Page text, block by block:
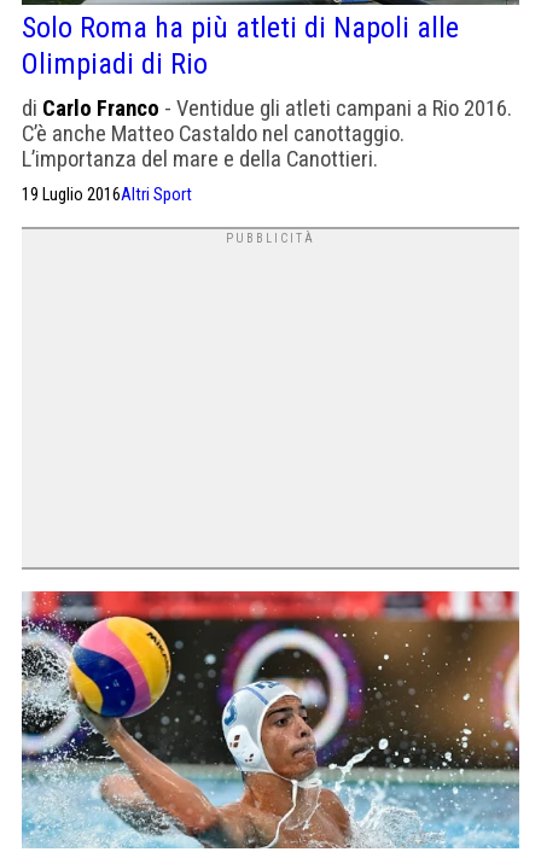
Solo Roma ha più atleti di Napoli alle
Olimpiadi di Rio
di Carlo Franco - Ventidue gli atleti campani a Rio 2016.
C’è anche Matteo Castaldo nel canottaggio.
L’importanza del mare e della Canottieri.
19 Luglio 2016Altri Sport